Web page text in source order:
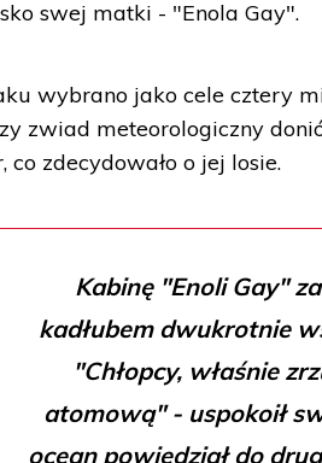
swej matki - "Enola Gay".
wybrano jako cele cztery
zwiad meteorologiczny
co zdecydowało o jej losie.
Kabinę "Enoli Gay"
kadłubem dwukrotnie
"Chłopcy, właśnie
atomową" - uspokoił
ocean powiedział do